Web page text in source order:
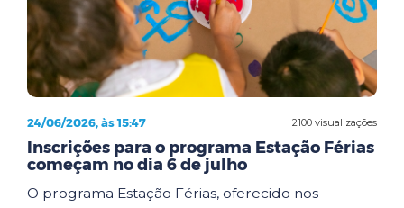
2100 visualizações
24/06/2026, às 15:47
Inscrições para o programa Estação Férias
começam no dia 6 de julho
O programa Estação Férias, oferecido nos